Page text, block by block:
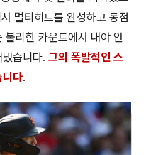
멀티히트를 완성하고 동점
불리한 카운트에서 내야 안
습니다. 그의 폭발적인 스
니다.